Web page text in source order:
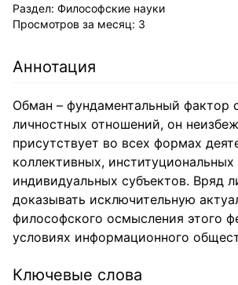
Раздел: Философские науки
Просмотров за месяц: 3
Аннотация
Обман – фундаментальный фактор
личностных отношений, он
присутствует во всех формах
коллективных, институциональных
индивидуальных субъектов. Вряд
доказывать исключительную
философского осмысления этого
условиях информационного
Ключевые слова